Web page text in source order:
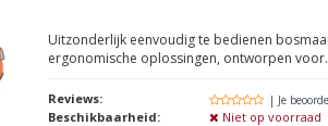
Uitzonderlijk eenvoudig te bedienen
ergonomische oplossingen, ontworpen
Reviews: | Je
Beschikbaarheid: Niet op voorraad